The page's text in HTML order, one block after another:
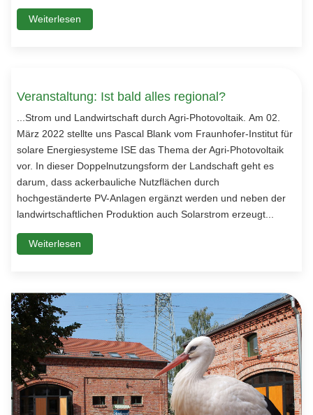
Weiterlesen
Veranstaltung: Ist bald alles regional?
...Strom und Landwirtschaft durch Agri-Photovoltaik. Am 02.
März 2022 stellte uns Pascal Blank vom Fraunhofer-Institut für
solare Energiesysteme ISE das Thema der Agri-Photovoltaik
vor. In dieser Doppelnutzungsform der Landschaft geht es
darum, dass ackerbauliche Nutzflächen durch
hochgeständerte PV-Anlagen ergänzt werden und neben der
landwirtschaftlichen Produktion auch Solarstrom erzeugt...
Weiterlesen